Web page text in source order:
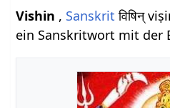
Vishin , Sanskrit विषिन्
ein Sanskritwort mit der